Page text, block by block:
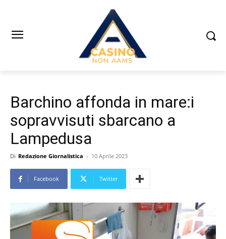
Barchino affonda in mare:i
sopravvisuti sbarcano a
Lampedusa
Di Redazione Giornalistica - 10 Aprile 2023
Facebook Twitter